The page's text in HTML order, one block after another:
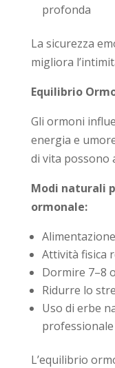
profonda
La sicurezza
migliora
Equilibrio
Gli ormoni
energia e
di vita possono
Modi naturali
ormonale:
Attività fisica
Dormire 7–8
Ridurre lo
Uso di erbe
professionale
L’equilibrio